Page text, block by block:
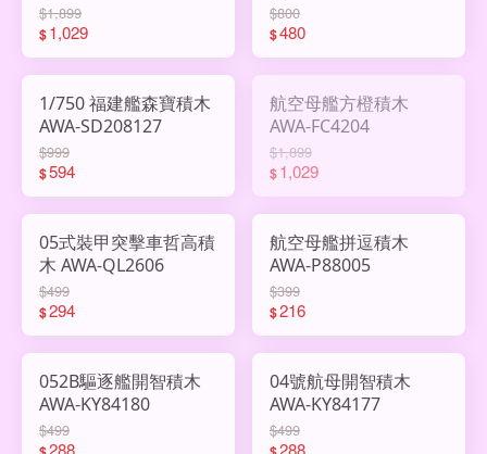
$1,899
$1,029
$800
$480
1/750 福建艦森寶積木
AWA-SD208127
$999
$594
航空母艦方橙積木
AWA-FC4204
$1,899
$1,029
05式裝甲突擊車哲高積
木 AWA-QL2606
$499
$294
航空母艦拼逗積木
AWA-P88005
$399
$216
052B驅逐艦開智積木
AWA-KY84180
$499
288
04號航母開智積木
AWA-KY84177
$499
288